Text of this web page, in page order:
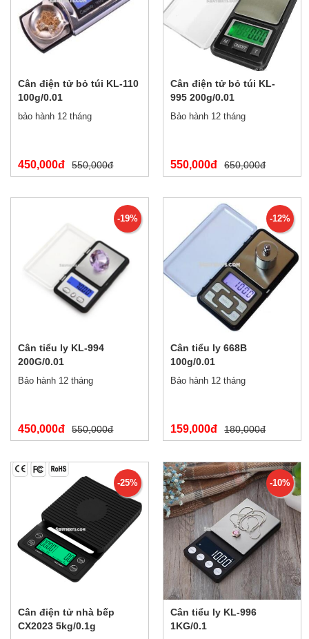
Cân điện tử bỏ túi KL-110
100g/0.01
bảo hành 12 tháng
450,000đ 550,000đ
Cân điện tử bỏ túi KL-
995 200g/0.01
Bảo hành 12 tháng
550,000đ 650,000đ
-19%
Cân tiểu ly KL-994
200G/0.01
Bảo hành 12 tháng
450,000đ 550,000đ
-12%
Cân tiểu ly 668B
100g/0.01
Bảo hành 12 tháng
159,000đ 180,000đ
-25%
Cân điện tử nhà bếp
CX2023 5kg/0.1g
-10%
Cân tiểu ly KL-996
1KG/0.1